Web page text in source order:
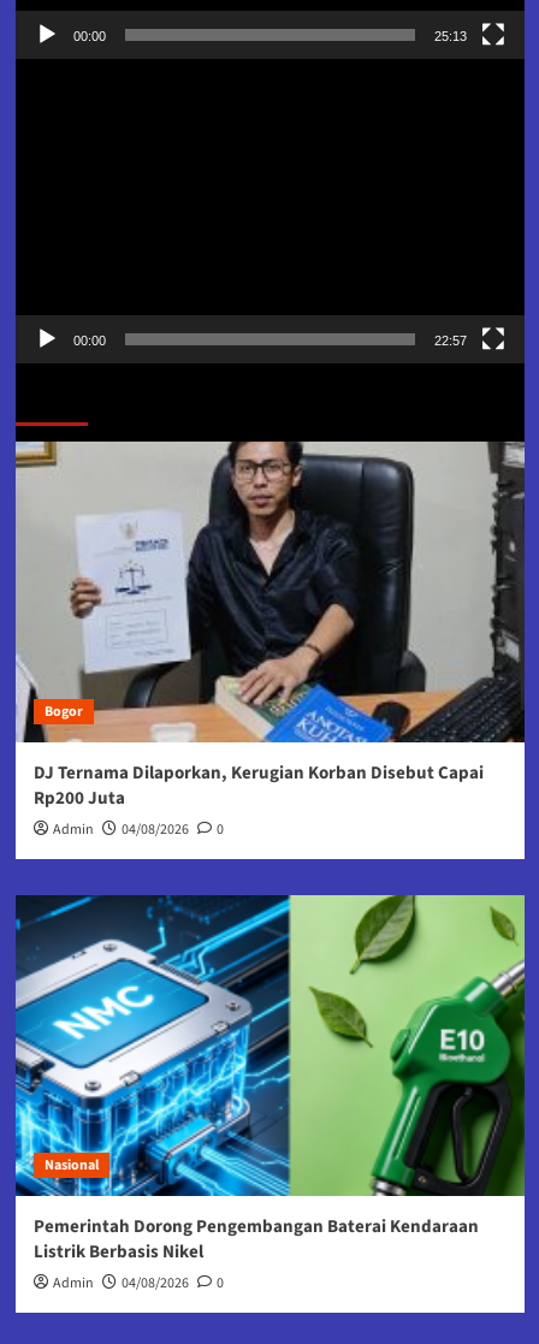
00:00 25:13
00:00 22:57
Bogor
DJ Ternama Dilaporkan, Kerugian Korban Disebut Capai
Rp200 Juta
Admin 04/08/2026 0
Nasional
Pemerintah Dorong Pengembangan Baterai Kendaraan
Listrik Berbasis Nikel
Admin 04/08/2026 0